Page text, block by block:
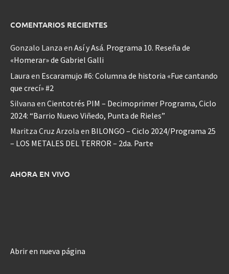
COMENTARIOS RECIENTES
Gonzalo Lanza en Así y Asá. Programa 10. Reseña de
«Homerar» de Gabriel Galli
Laura en Escaramujo #6: Columna de historia «Fue cantando
que crecí» #2
Silvana en Cientotrés PIM – Decimoprimer Programa, Ciclo
2024: “Barrio Nuevo Viñedo, Punta de Rieles”
Maritza Cruz Arzola en BILONGO – Ciclo 2024/Programa 25
– LOS METALES DEL TERROR – 2da. Parte
AHORA EN VIVO
Abrir en nueva página